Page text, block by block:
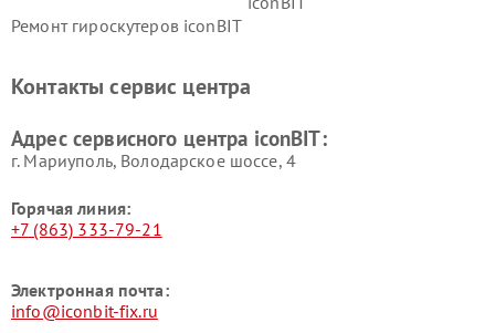
Ремонт гироскутеров iconBIT
Контакты сервис центра
Адрес сервисного центра iconBIT:
г. Мариуполь, Володарское шоссе, 4
Горячая линия:
+7 (863) 333-79-21
Электронная почта:
info@iconbit-fix.ru